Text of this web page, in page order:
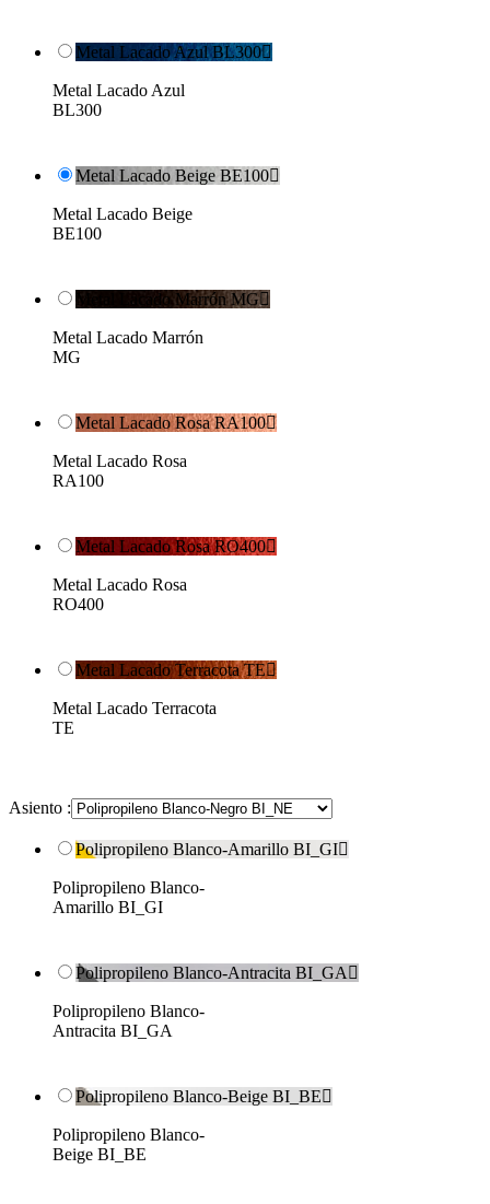
Metal Lacado Azul BL300
Metal Lacado Azul
BL300
Metal Lacado Beige BE100
Metal Lacado Beige
BE100
Metal Lacado Marrón MG
Metal Lacado Marrón
MG
Metal Lacado Rosa RA100
Metal Lacado Rosa
RA100
Metal Lacado Rosa RO400
Metal Lacado Rosa
RO400
Metal Lacado Terracota TE
Metal Lacado Terracota
TE
Asiento :
Polipropileno Blanco-Amarillo BI_GI
Polipropileno Blanco-
Amarillo BI_GI
Polipropileno Blanco-Antracita BI_GA 
Polipropileno Blanco-
Antracita BI_GA
Polipropileno Blanco-Beige BI_BE
Polipropileno Blanco-
Beige BI_BE